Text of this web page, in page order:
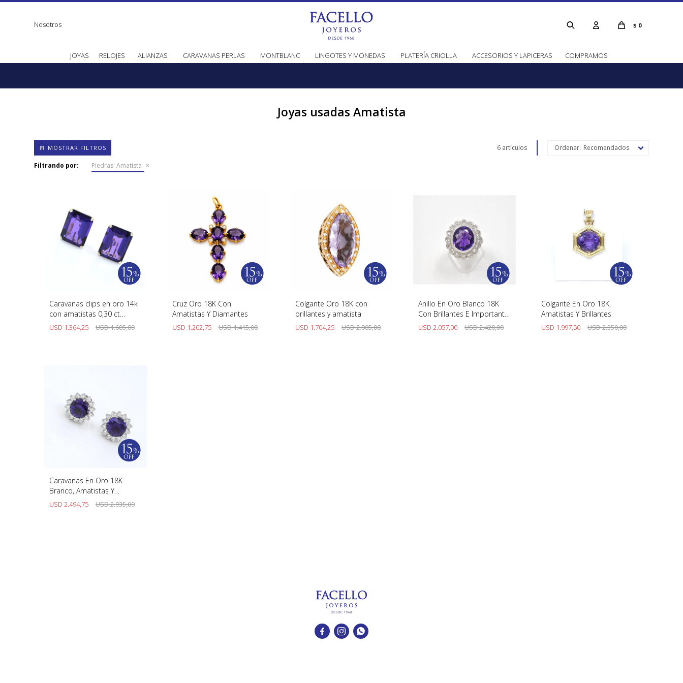
JOYAS RELOJES ALIANZAS CARAVANAS PERLAS MONTBLANC LINGOTES Y MONEDAS PLATERÍA CRIOLLA ACCESORIOS Y LAPICERAS COMPRAMOS
$ 0
Nosotros
Joyas usadas Amatista
6 artículos Recomendados
Filtrando por: Piedras: Amatista
Caravanas clips en oro 14k
con amatistas 0,30 ct
aprox.
USD 1.364,25 USD1.605,00
Cruz Oro 18K Con
Amatistas Y Diamantes
USD 1.202,75 USD1.415,00
Colgante Oro 18K con
brillantes y amatista
USD 1.704,25 USD2.005,00
Anillo En Oro Blanco 18K
Con Brillantes E Importante
Amatista
USD 2.057,00 USD2.420,00
Colgante En Oro 18K,
Amatistas Y Brillantes
USD 1.997,50 USD2.350,00
Caravanas En Oro 18K
Branco, Amatistas Y
Brillantes
USD 2.494,75 USD2.935,00
  